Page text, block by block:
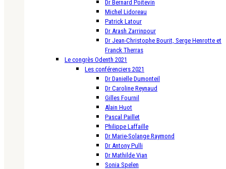
Dr Bernard Poitevin
Michel Lidoreau
Patrick Latour
Dr Arash Zarrinpour
Dr Jean-Christophe Bourit, Serge Henrotte et
Franck Therras
Le congrès Odenth 2021
Les conférenciers 2021
Dr Danielle Dumonteil
Dr Caroline Reynaud
Gilles Fournil
Alain Huot
Pascal Paillet
Philippe Laffaille
Dr Marie-Solange Raymond
Dr Antony Pulli
Dr Mathilde Vian
Sonia Spelen